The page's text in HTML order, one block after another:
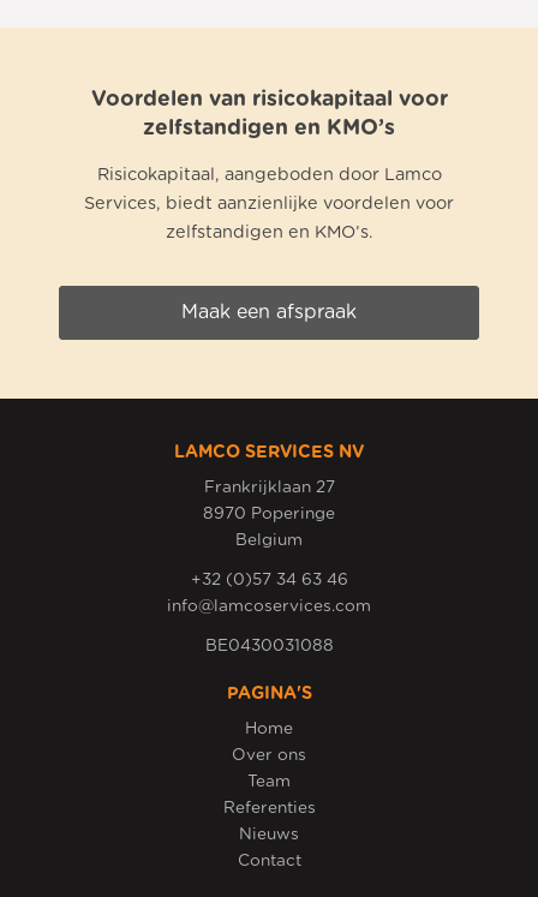
Voordelen van risicokapitaal voor
zelfstandigen en KMO’s
Risicokapitaal, aangeboden door Lamco
Services, biedt aanzienlijke voordelen voor
zelfstandigen en KMO’s.
Maak een afspraak
LAMCO SERVICES NV
Frankrijklaan 27
8970 Poperinge
Belgium
+32 (0)57 34 63 46
info@lamcoservices.com
BE0430031088
PAGINA'S
Home
Over ons
Team
Referenties
Nieuws
Contact